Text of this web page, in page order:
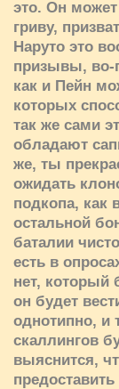
это. Он
гриву,
Наруто это
призывы, во-
как и Пейн
которых
так же сами
обладают
же, ты
ожидать
подкопа, как
остальной
баталии
есть в
нет, который
он будет
однотипно, и
скаллингов
выяснится,